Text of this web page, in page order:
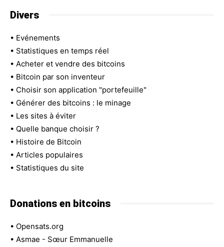
Divers
• Evénements
• Statistiques en temps réel
• Acheter et vendre des bitcoins
• Bitcoin par son inventeur
• Choisir son application "portefeuille"
• Générer des bitcoins : le minage
• Les sites à éviter
• Quelle banque choisir ?
• Histoire de Bitcoin
• Articles populaires
• Statistiques du site
Donations en bitcoins
• Opensats.org
• Asmae - Sœur Emmanuelle